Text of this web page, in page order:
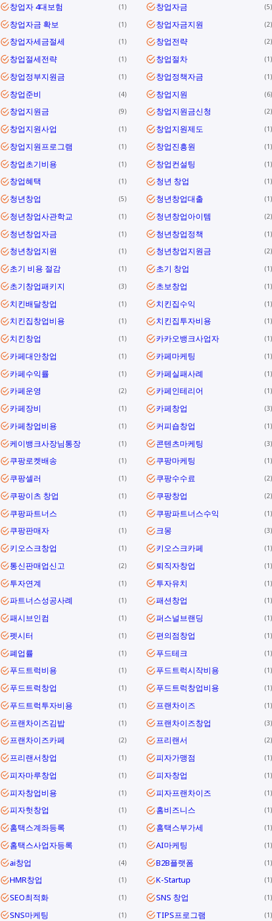
창업자 4대보험 1 창업자금 5
창업자금 확보 1 창업자금지원 2
창업자세금절세 1 창업전략 2
창업절세전략 1 창업절차 1
창업정부지원금 1 창업정책자금 1
창업준비 4 창업지원 6
창업지원금 9 창업지원금신청 2
창업지원사업 1 창업지원제도 1
창업지원프로그램 1 창업진흥원 1
창업초기비용 1 창업컨설팅 1
창업혜택 1 청년 창업 1
청년창업 5 청년창업대출 1
청년창업사관학교 1 청년창업아이템 2
청년창업자금 1 청년창업정책 1
청년창업지원 1 청년창업지원금 2
초기 비용 절감 1 초기 창업 1
초기창업패키지 3 초보창업 1
치킨배달창업 1 치킨집수익 1
치킨집창업비용 1 치킨집투자비용 1
치킨창업 1 카카오뱅크사업자 1
카페대안창업 1 카페마케팅 1
카페수익률 1 카페실패사례 1
카페운영 2 카페인테리어 1
카페장비 1 카페창업 3
카페창업비용 1 커피숍창업 1
케이뱅크사장님통장 1 콘텐츠마케팅 3
쿠팡로켓배송 1 쿠팡마케팅 1
쿠팡셀러 1 쿠팡수수료 2
쿠팡이츠 창업 1 쿠팡창업 2
쿠팡파트너스 1 쿠팡파트너스수익 1
쿠팡판매자 1 크몽 3
키오스크창업 1 키오스크카페 1
통신판매업신고 2 퇴직자창업 1
투자연계 1 투자유치 1
파트너스성공사례 1 패션창업 1
패시브인컴 1 퍼스널브랜딩 1
펫시터 1 편의점창업 1
폐업률 1 푸드테크 1
푸드트럭비용 1 푸드트럭시작비용 1
푸드트럭창업 1 푸드트럭창업비용 1
푸드트럭투자비용 1 프랜차이즈 1
프랜차이즈김밥 1 프랜차이즈창업 3
프랜차이즈카페 2 프리랜서 2
프리랜서창업 1 피자가맹점 1
피자마루창업 1 피자창업 1
피자창업비용 1 피자프랜차이즈 1
피자헛창업 1 홈비즈니스 1
홈택스계좌등록 1 홈택스부가세 1
홈택스사업자등록 1 AI마케팅 1
ai창업 4 B2B플랫폼 1
HMR창업 1 K-Startup 1
SEO최적화 1 SNS 창업 1
SNS마케팅 1 TIPS프로그램 1